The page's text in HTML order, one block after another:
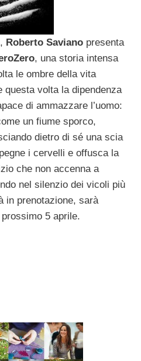
, Roberto Saviano presenta
, una storia intensa
le ombre della vita
questa volta la dipendenza
di ammazzare l’uomo:
un fiume sporco,
dietro di sé una scia
i cervelli e offusca la
che non accenna a
nel silenzio dei vicoli più
in prenotazione, sarà
5 aprile.